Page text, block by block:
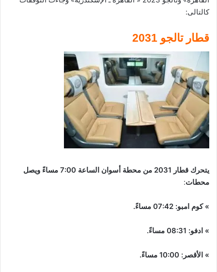
كالتالى:
قطار تالجو 2031
يتحرك قطار 2031 من محطة أسوان الساعة 7:00 مساءً ويصل
محطات:
» كوم امبو: 07:42 مساءً.
» ادفو: 08:31 مساءً.
» الأقصر: 10:00 مساءً.